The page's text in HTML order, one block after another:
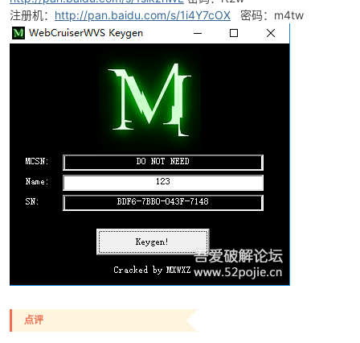
注册机： http://pan.baidu.com/s/1i4Y7cOX 密码：m4tw
点评